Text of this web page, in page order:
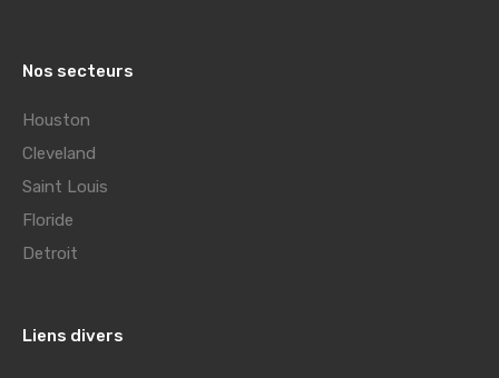
Nos secteurs
Houston
Cleveland
Saint Louis
Floride
Detroit
Liens divers